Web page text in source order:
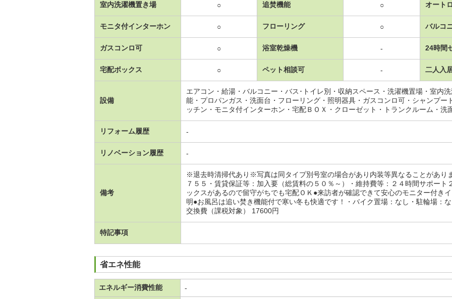
室内洗濯機置き場 ○ 追焚機能 ○ オート
モニタ付インターホン ○ フローリング ○ バルコ
ガスコンロ可 ○ 浴室乾燥機 - 24時間
宅配ボックス ○ ペット相談可 - 二人入
設備
エアコン・給湯・バルコニー・バス･トイレ別・収納スペース・洗濯機置場・室内
能・プロパンガス・洗面台・フローリング・照明器具・ガスコンロ可・シャンプー
ッチン・モニタ付インターホン・宅配ＢＯＸ・クローゼット・トランクルーム・洗
リフォーム履歴 -
リノベーション履歴 -
備考
※退去時清掃代あり※写真は同タイプ別号室の場合があり内装等異なることがあ
７５５・賃貸保証等：加入要（総賃料の５０％～）・維持費等：２４時間サポー
ックスがあるので留守がちでも宅配ＯＫ●来訪者が確認できて安心のモニター付き
明●お風呂は追い焚き機能付で寒い冬も快適です！・バイク置場：なし・駐輪場：
交換費（課税対象） 17600円
特記事項
省エネ性能
エネルギー消費性能 -